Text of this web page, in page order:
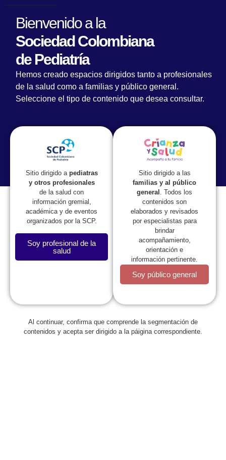
Comunicados Sociedad Colombiana de
Pediatría sobre la falta de atención a un
menor y el escándalo en medios
Regresar
Bienvenido a la
Sociedad Colombiana
de Pediatría
Hemos creado espacios dirigidos tanto a profesionales
de la salud como a familias y público general.
Seleccione el tipo de contenido que desea consultar.
Sitio dirigido a pediatras
y otros profesionales
de la salud con
información gremial,
académica y de eventos
organizados por la SCP.
Soy profesional de la
salud
Sitio dirigido a las
familias y al público
general . Todos los
contenidos son
elaborados y revisados
por especialistas para
brindar
acompañamiento,
orientación e
información pertinente.
Soy público general
Al continuar, confirma que comprende la segmentación de
contenidos y acepta ser dirigido a la páigina correspondiente.